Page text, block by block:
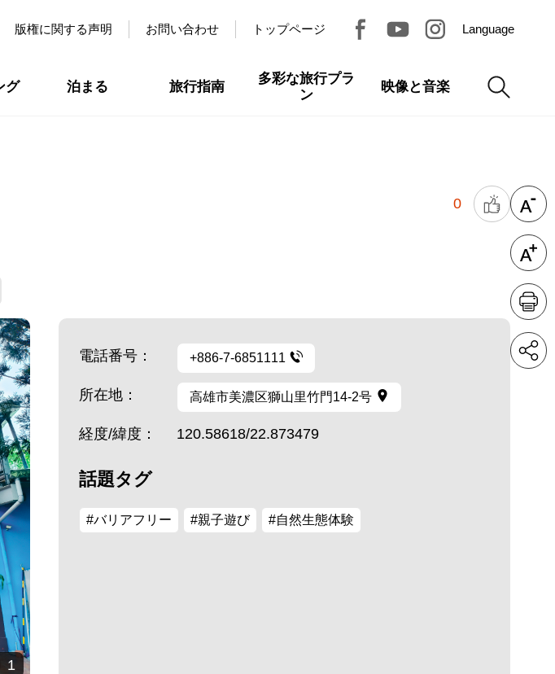
版権に関する声明 お問い合わせ トップページ Language
グ 泊まる 旅行指南
多彩な旅行プラ
ン
映像と音楽
0
1
電話番号： +886-7-6851111
所在地： 高雄市美濃区獅山里竹門14-2号
経度/緯度： 120.58618/22.873479
話題タグ
#バリアフリー #親子遊び #自然生態体験